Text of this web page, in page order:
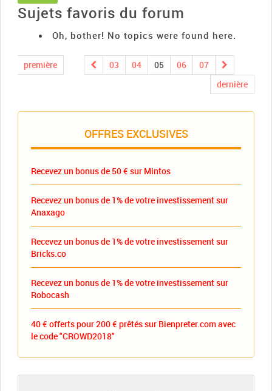
Sujets favoris du forum
Oh, bother! No topics were found here.
première 03 04 05 06
07
dernière
OFFRES EXCLUSIVES
Recevez un bonus de 50 € sur Mintos
Recevez un bonus de 1% de votre investissement sur
Anaxago
Recevez un bonus de 1% de votre investissement sur
Bricks.co
Recevez un bonus de 1% de votre investissement sur
Robocash
40 € offerts pour 200 € prêtés sur Bienpreter.com avec
le code "CROWD2018"